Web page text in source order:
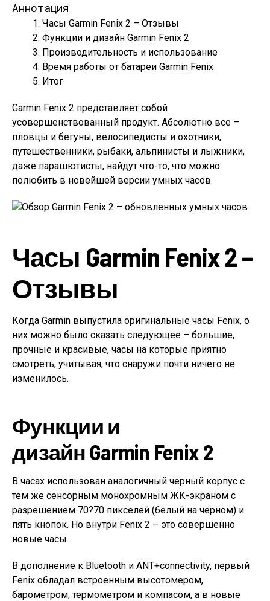
Аннотация
Часы Garmin Fenix 2 – Отзывы
Функции и дизайн Garmin Fenix 2
Производительность и использование
Время работы от батареи Garmin Fenix
Итог
Garmin Fenix 2 представляет собой
усовершенствованный продукт. Абсолютно все –
пловцы и бегуны, велосипедисты и охотники,
путешественники, рыбаки, альпинисты и лыжники,
даже парашютисты, найдут что-то, что можно
полюбить в новейшей версии умных часов.
Часы Garmin Fenix 2 –
Отзывы
Когда Garmin выпустила оригинальные часы Fenix, о
них можно было сказать следующее – большие,
прочные и красивые, часы на которые приятно
смотреть, учитывая, что снаружи почти ничего не
изменилось.
Функции и
дизайн Garmin Fenix 2
В часах использован аналогичный черный корпус с
тем же сенсорным монохромным ЖК-экраном с
разрешением 70?70 пикселей (белый на черном) и
пять кнопок. Но внутри Fenix 2 – это совершенно
новые часы.
В дополнение к Bluetooth и ANT+connectivity, первый
Fenix обладал встроенным высотомером,
барометром, термометром и компасом, а в новые